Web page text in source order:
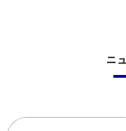
ニ